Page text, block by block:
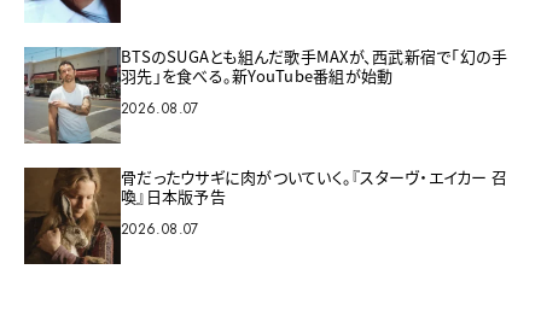
BTSのSUGAとも組んだ歌手MAXが、西武新宿で「幻の手
羽先」を食べる。新YouTube番組が始動
2026.08.07
骨だったウサギに肉がついていく。『スターヴ・エイカー 召
喚』日本版予告
2026.08.07